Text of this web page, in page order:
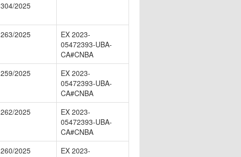
304/2025
263/2025
EX 2023-
05472393-UBA-
CA#CNBA
259/2025
EX 2023-
05472393-UBA-
CA#CNBA
262/2025
EX 2023-
05472393-UBA-
CA#CNBA
260/2025
EX 2023-